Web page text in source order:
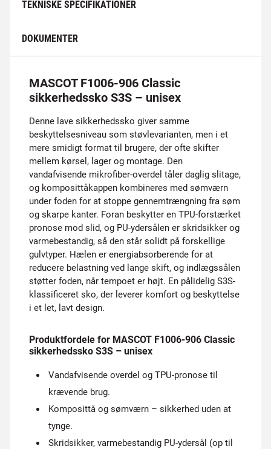
TEKNISKE SPECIFIKATIONER
DOKUMENTER
MASCOT F1006-906 Classic
sikkerhedssko S3S – unisex
Denne lave sikkerhedssko giver samme
beskyttelsesniveau som støvlevarianten, men i et
mere smidigt format til brugere, der ofte skifter
mellem kørsel, lager og montage. Den
vandafvisende mikrofiber-overdel tåler daglig slitage,
og komposit­tåkappen kombineres med sømværn
under foden for at stoppe gennemtrængning fra søm
og skarpe kanter. Foran beskytter en TPU-forstærket
pronose mod slid, og PU-ydersålen er skridsikker og
varmebestandig, så den står solidt på forskellige
gulvtyper. Hælen er energiabsorberende for at
reducere belastning ved lange skift, og indlægssålen
støtter foden, når tempoet er højt. En pålidelig S3S-
klassificeret sko, der leverer komfort og beskyttelse
i et let, lavt design.
Produktfordele for MASCOT F1006-906 Classic
sikkerhedssko S3S – unisex
Vandafvisende overdel og TPU-pronose til
krævende brug.
Komposittå og sømværn – sikkerhed uden at
tynge.
Skridsikker, varmebestandig PU-ydersål (op til